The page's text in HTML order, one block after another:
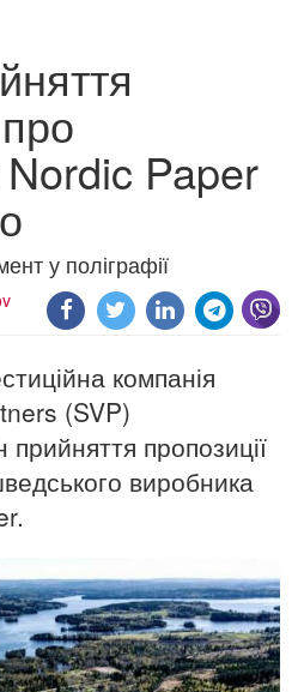
Paper
у поліграфії
компанія
(SVP)
пропозиції
виробника